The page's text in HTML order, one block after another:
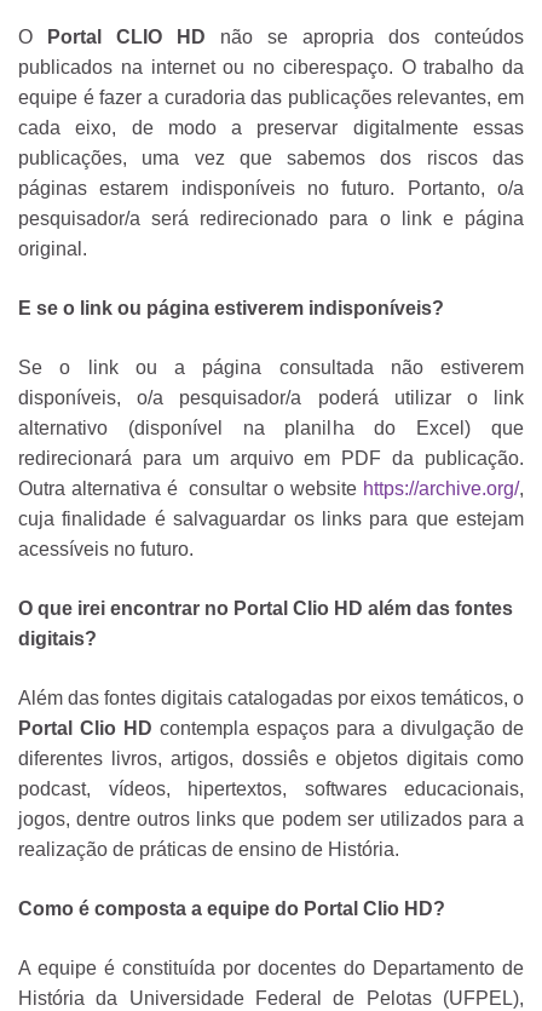
O Portal CLIO HD não se apropria dos conteúdos
publicados na internet ou no ciberespaço. O trabalho da
equipe é fazer a curadoria das publicações relevantes, em
cada eixo, de modo a preservar digitalmente essas
publicações, uma vez que sabemos dos riscos das
páginas estarem indisponíveis no futuro. Portanto, o/a
pesquisador/a será redirecionado para o link e página
original.
E se o link ou página estiverem indisponíveis?
Se o link ou a página consultada não estiverem
disponíveis, o/a pesquisador/a poderá utilizar o link
alternativo (disponível na planilha do Excel) que
redirecionará para um arquivo em PDF da publicação.
Outra alternativa é consultar o website https://archive.org/,
cuja finalidade é salvaguardar os links para que estejam
acessíveis no futuro.
O que irei encontrar no Portal Clio HD além das fontes
digitais?
Além das fontes digitais catalogadas por eixos temáticos, o
Portal Clio HD contempla espaços para a divulgação de
diferentes livros, artigos, dossiês e objetos digitais como
podcast, vídeos, hipertextos, softwares educacionais,
jogos, dentre outros links que podem ser utilizados para a
realização de práticas de ensino de História.
Como é composta a equipe do Portal Clio HD?
A equipe é constituída por docentes do Departamento de
História da Universidade Federal de Pelotas (UFPEL),